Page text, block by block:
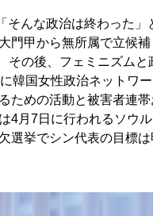
そんな政治は終わった
門甲から無所属で立候
その後、フェミニズムと
韓国女性政治ネットワ
ための活動と被害者連
4月7日に行われるソウ
選挙でシン代表の目標